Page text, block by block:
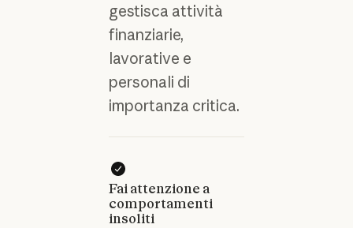
gestisca attività
finanziarie,
lavorative e
personali di
importanza critica.
Fai attenzione a
comportamenti
insoliti